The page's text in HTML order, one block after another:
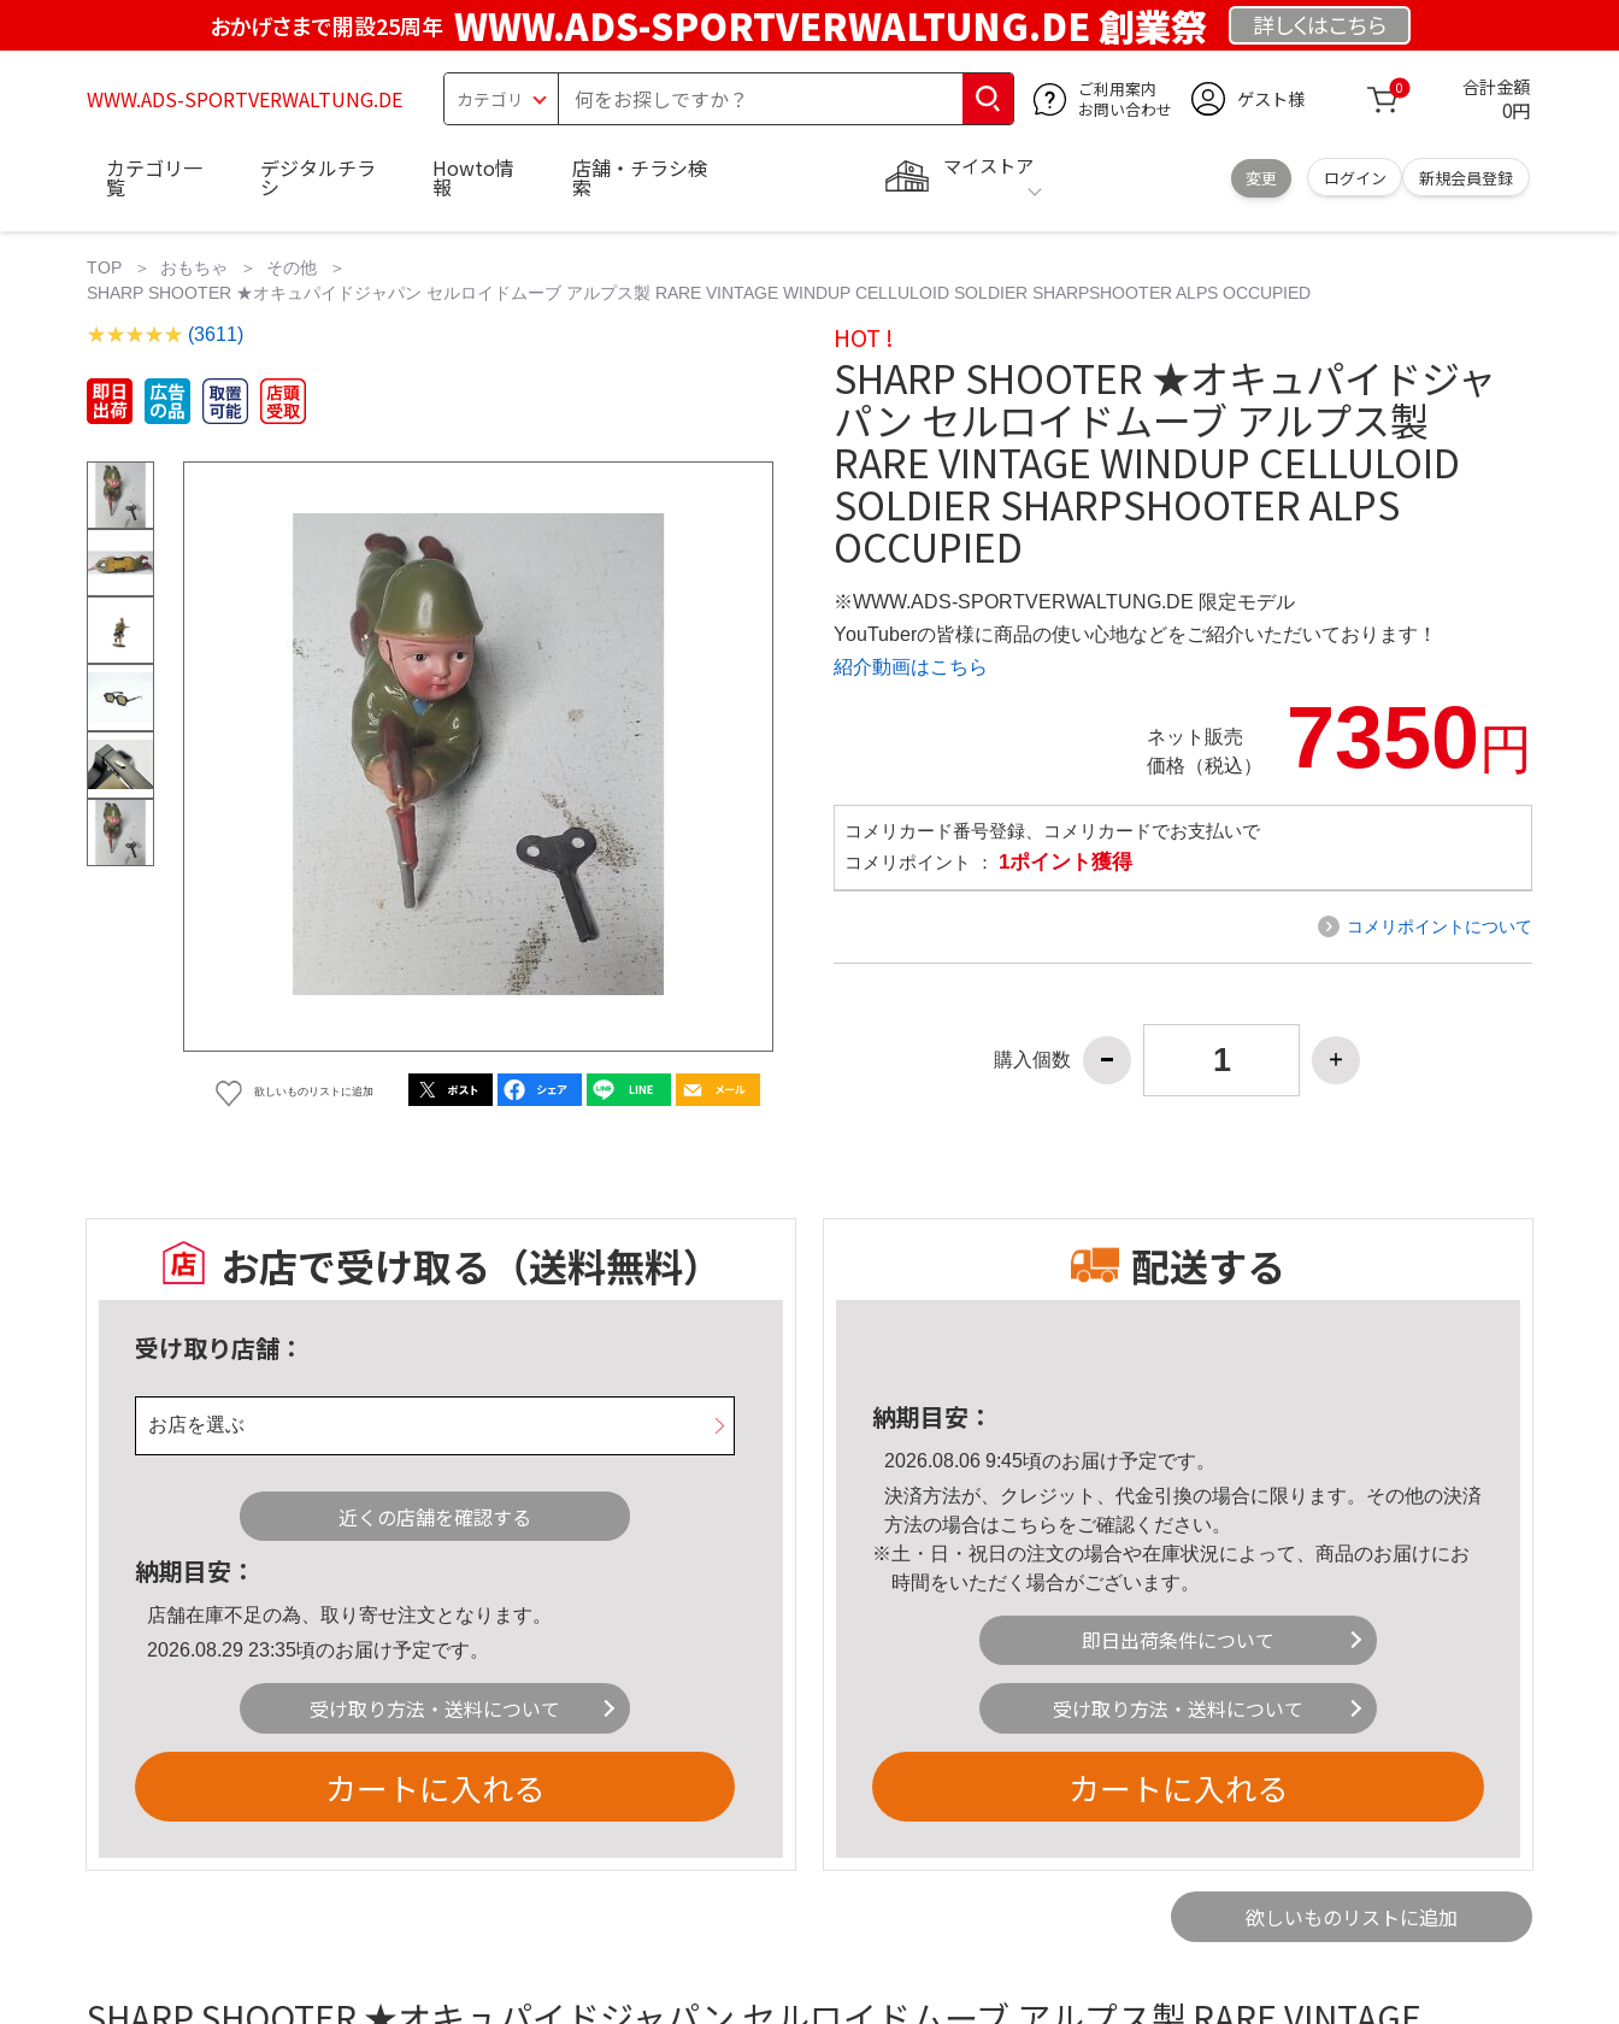
おかげさまで開設25周年 WWW.ADS-SPORTVERWALTUNG.DE 創業祭 詳しくはこちら
WWW.ADS-SPORTVERWALTUNG.DE
ご利用案内
お問い合わせ
ゲスト様 0 合計金額
0円
マイストア
変更 ログイン 新規会員登録
カテゴリ一
覧
デジタルチラ
シ
Howto情
報
店舗・チラシ検
索
TOP おもちゃ
その他
SHARP SHOOTER ★オキュパイドジャパン セルロイドムーブ アルプス製 RARE VINTAGE WINDUP CELLULOID SOLDIER SHARPSHOOTER ALPS OCCUPIED
(3611)
欲しいものリストに追加
HOT !
SHARP SHOOTER ★オキュパイドジャ
パン セルロイドムーブ アルプス製
RARE VINTAGE WINDUP CELLULOID
SOLDIER SHARPSHOOTER ALPS
OCCUPIED
※WWW.ADS-SPORTVERWALTUNG.DE 限定モデル
YouTuberの皆様に商品の使い心地などをご紹介いただいております！
紹介動画はこちら
ネット販売
価格（税込）
7350円
コメリカード番号登録、コメリカードでお支払いで
コメリポイント ： 1ポイント獲得
コメリポイントについて
購入個数
お店で受け取る （送料無料）
受け取り店舗：
お店を選ぶ
近くの店舗を確認する
納期目安：
店舗在庫不足の為、取り寄せ注文となります。
2026.08.29 23:35頃のお届け予定です。
受け取り方法・送料について
カートに入れる
配送する
納期目安：
2026.08.06 9:45頃のお届け予定です。
決済方法が、クレジット、代金引換の場合に限ります。その他の決済
方法の場合はこちら をご確認ください。
※土・日・祝日の注文の場合や在庫状況によって、商品のお届けにお
時間をいただく場合がございます。
即日出荷条件について
受け取り方法・送料について
カートに入れる
欲しいものリストに追加